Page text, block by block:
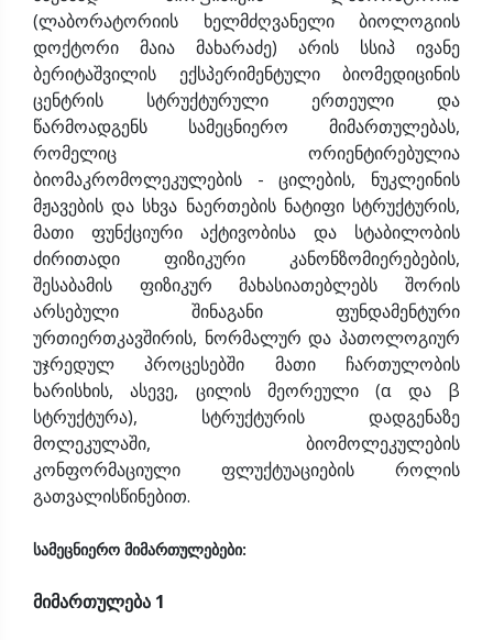
(ლაბორატორიის ხელმძღვანელი ბიოლოგიის
დოქტორი მაია მახარაძე) არის სსიპ ივანე
ბერიტაშვილის ექსპერიმენტული ბიომედიცინის
ცენტრის სტრუქტურული ერთეული და
წარმოადგენს სამეცნიერო მიმართულებას,
რომელიც ორიენტირებულია
ბიომაკრომოლეკულების - ცილების, ნუკლეინის
მჟავების და სხვა ნაერთების ნატიფი სტრუქტურის,
მათი ფუნქციური აქტივობისა და სტაბილობის
ძირითადი ფიზიკური კანონზომიერებების,
შესაბამის ფიზიკურ მახასიათებლებს შორის
არსებული შინაგანი ფუნდამენტური
ურთიერთკავშირის, ნორმალურ და პათოლოგიურ
უჯრედულ პროცესებში მათი ჩართულობის
ხარისხის, ასევე, ცილის მეორეული (α და β
სტრუქტურა), სტრუქტურის დადგენაზე
მოლეკულაში, ბიომოლეკულების
კონფორმაციული ფლუქტუაციების როლის
გათვალისწინებით.
სამეცნიერო მიმართულებები:
მიმართულება 1